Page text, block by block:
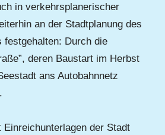
in verkehrsplanerischer
an der Stadtplanung des
festgehalten: Durch die
deren Baustart im Herbst
ans Autobahnnetz
der Stadt